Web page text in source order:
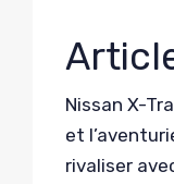
Nissan X-
et
rivaliser